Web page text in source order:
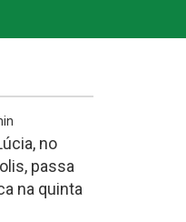
no
passa
na quinta